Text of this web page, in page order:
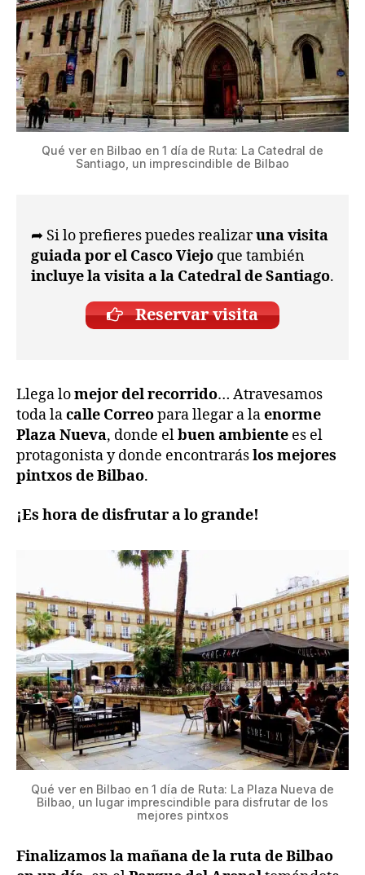
Qué ver en Bilbao en 1 día de Ruta: La Catedral de
Santiago, un imprescindible de Bilbao
➦ Si lo prefieres puedes realizaruna visita
guiada por el Casco Viejo que también
incluye la visita a la Catedral de Santiago.
Reservar visita
Llega lomejor del recorrido… Atravesamos
toda lacalle Correopara llegar a laenorme
Plaza Nueva, donde elbuen ambiente es el
protagonista y donde encontraráslos mejores
pintxos de Bilbao.
¡Es hora de disfrutar a lo grande!
Qué ver en Bilbao en 1 día de Ruta: La Plaza Nueva de
Bilbao, un lugar imprescindible para disfrutar de los
mejores pintxos
Finalizamos la mañana de la ruta de Bilbao